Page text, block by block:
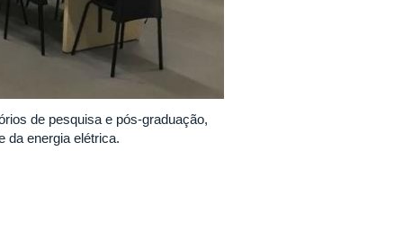
de pesquisa e pós-graduação,
da energia elétrica.